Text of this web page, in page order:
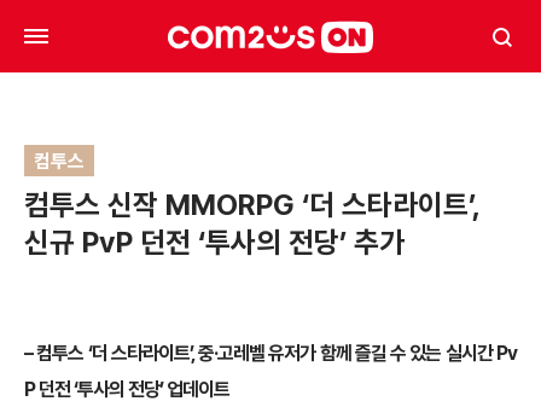
컴투스
컴투스 신작 MMORPG ‘더 스타라이트’,
신규 PvP 던전 ‘투사의 전당’ 추가
–컴투스 ‘더 스타라이트’, 중·고레벨 유저가 함께 즐길 수 있는 실시간 Pv
P 던전 ‘투사의 전당’ 업데이트